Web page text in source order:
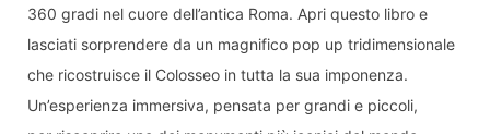
Dichiaro di aver letto e compresoinformativa
sulla privacy.
360 gradi nel cuore dell’antica Roma. Apri questo libro e
lasciati sorprendere da un magnifico pop up tridimensionale
che ricostruisce il Colosseo in tutta la sua imponenza.
Un’esperienza immersiva, pensata per grandi e piccoli,